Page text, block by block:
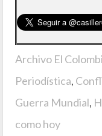
Archivo El
Periodística,
Guerra Mundial,
como hoy